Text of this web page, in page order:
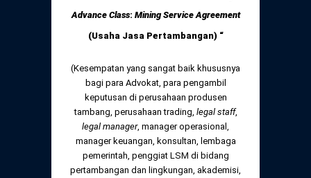
Advance Class: Mining Service Agreement
(Usaha Jasa Pertambangan) “
(Kesempatan yang sangat baik khususnya
bagi para Advokat, para pengambil
keputusan di perusahaan produsen
tambang, perusahaan trading, legal staff,
legal manager, manager operasional,
manager keuangan, konsultan, lembaga
pemerintah, penggiat LSM di bidang
pertambangan dan lingkungan, akademisi,